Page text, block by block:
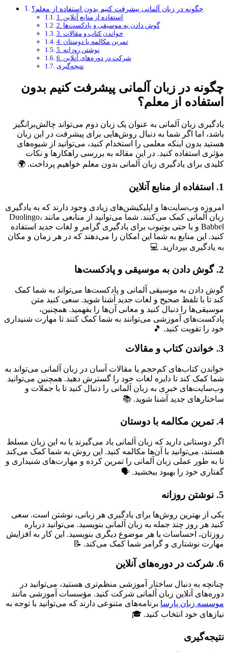
چگونه در زبان آلمانی پیشرفت کنیم بدون استفاده از معلم؟
1. استفاده از منابع آنلاین
2. گوش دادن به موسیقی و پادکست‌ها
3. خواندن کتاب و مقالات
4. تمرین مکالمه با دوستان
5. نوشتن روزانه
6. شرکت در دوره‌های آنلاین
نتیجه‌گیری
چگونه در زبان آلمانی پیشرفت کنیم بدون
استفاده از معلم؟
یادگیری زبان آلمانی به عنوان یک زبان دوم می‌تواند چالش‌برانگیز
باشد، اما اگر شما به دنبال روش‌هایی برای پیشرفت در این زبان
هستید بدون اینکه معلمی را استخدام کنید، می‌توانید از شیوه‌های
مؤثری استفاده کنید. در این مقاله به بررسی راهکارها و نکات
کلیدی برای یادگیری زبان آلمانی بدون معلم خواهیم پرداخت. 🌍
1. استفاده از منابع آنلاین
امروزه وب‌سایت‌ها و اپلیکیشن‌های زیادی وجود دارند که به یادگیری
زبان آلمانی کمک می‌کنند. شما می‌توانید از منابعی مانند Duolingo،
Babbel و یا حتی یوتیوب برای یادگیری گرامر و لغات جدید استفاده
کنید. این منابع به شما این امکان را می‌دهند که در هر زمان و مکان
به یادگیری بپردازید. 💻
2. گوش دادن به موسیقی و پادکست‌ها
گوش دادن به موسیقی آلمانی و پادکست‌ها می‌تواند به شما کمک
کند تا با تلفظ صحیح و لغات جدید آشنا شوید. سعی کنید متن
موسیقی‌ها را دنبال کنید و معانی آن‌ها را بفهمید. همچنین،
پادکست‌های آموزشی می‌توانند به شما کمک کنند تا مهارت شنیداری
خود را تقویت کنید. 🎵
3. خواندن کتاب و مقالات
خواندن کتاب‌های کم‌حجم یا مقالات آسان در زبان آلمانی می‌تواند به
شما کمک کند تا دایره لغات خود را گسترش دهید. همچنین می‌توانید
وب‌سایت‌های خبری به زبان آلمانی را دنبال کنید تا با جملات و
ساختارهای جدید آشنا شوید. 📚
4. تمرین مکالمه با دوستان
اگر دوستانی دارید که زبان آلمانی یاد می‌گیرند یا به این زبان مسلط
هستند، می‌توانید با آن‌ها مکالمه کنید. این روش به شما کمک می‌کند
تا به طور عملی زبان آلمانی را تمرین کرده و مهارت‌های شنیداری و
گفتاری خود را بهبود ببخشید. 🗣️
5. نوشتن روزانه
یکی از بهترین روش‌ها برای یادگیری هر زبانی، نوشتن است. سعی
کنید هر روز چند جمله به زبان آلمانی بنویسید. می‌توانید درباره
روزتان، احساسات یا هر موضوع دیگری بنویسید. این کار به افزایش
مهارت نوشتاری و گرامر شما کمک می‌کند. 📝
6. شرکت در دوره‌های آنلاین
چنانچه به دنبال ساختار آموزشی منظم‌تری هستید، می‌توانید در
دوره‌های آنلاین زبان آلمانی شرکت کنید. مؤسسات آموزشی مانند
موسسه زبان پارسا برنامه‌های متنوعی دارند که می‌توانید با توجه به
نیازهای خود انتخاب کنید. 🎓
نتیجه‌گیری